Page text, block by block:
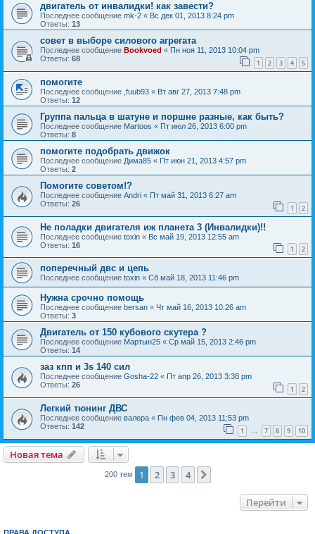
двигатель от инвалидки! как завести?
Последнее сообщение mk-2 « Вс дек 01, 2013 8:24 pm
Ответы: 13
совет в выборе силового агрегата
Последнее сообщение Bookvoed « Пн ноя 11, 2013 10:04 pm
Ответы: 68 1 2 3 4 5
помогите
Последнее сообщение ,fuub93 « Вт авг 27, 2013 7:48 pm
Ответы: 12
Группа пальца в шатуне и поршне разные, как быть?
Последнее сообщение Martoos « Пт июл 26, 2013 6:00 pm
Ответы: 8
помогите подобрать движок
Последнее сообщение Дима85 « Пт июн 21, 2013 4:57 pm
Ответы: 2
Помогите советом!?
Последнее сообщение Andri « Пт май 31, 2013 6:27 am
Ответы: 26 1 2
Не поладки двигателя иж планета 3 (Инвалидки)!!
Последнее сообщение toxin « Вс май 19, 2013 12:55 am
Ответы: 16 1 2
поперечный двс и цепь
Последнее сообщение toxin « Сб май 18, 2013 11:46 pm
Нужна срочно помощь
Последнее сообщение bersan « Чт май 16, 2013 10:26 am
Ответы: 3
Двигатель от 150 кубового скутера ?
Последнее сообщение Мартын25 « Ср май 15, 2013 2:46 pm
Ответы: 14
заз кпп и 3s 140 сил
Последнее сообщение Gosha-22 « Пт апр 26, 2013 3:38 pm
Ответы: 26 1 2
Легкий тюнинг ДВС
Последнее сообщение валера « Пн фев 04, 2013 11:53 pm
Ответы: 142 1 … 7 8 9 10
Новая тема
200 тем 1 2 3 4
Перейти